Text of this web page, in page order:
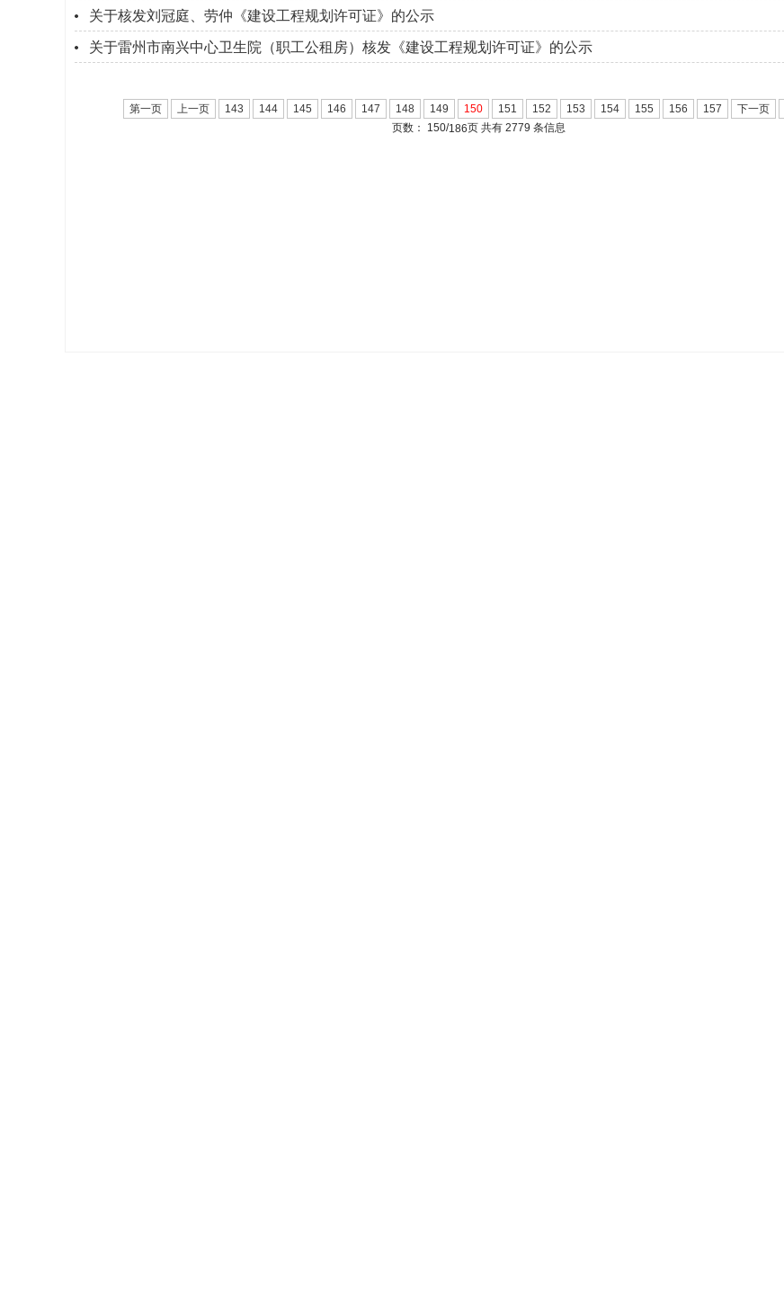
关于核发刘冠庭、劳仲《建设工程规划许可证》的公示
关于雷州市南兴中心卫生院（职工公租房）核发《建设工程规划许可证》的公示
第一页 上一页 143 144 145 146 147 148 149 150 151 152 153 154 155 156 157 下一页
页数：
150/186页 共有 2779 条信息